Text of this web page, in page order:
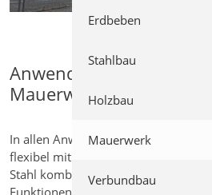
Anwendungen der mb
Mauerwerk
In allen Anwendungen lassen sich
flexibel mit anderen Werkstoffen wie
Stahl kombinieren – für eine
Funktionen wie Lastweiterleitung,
Erdbeben
Stahlbau
Holzbau
Mauerwerk
Verbundbau